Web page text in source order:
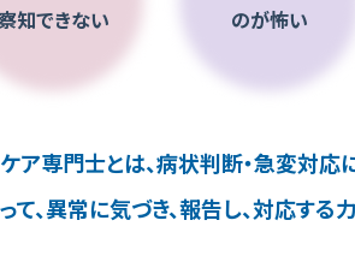
知できない
のが怖い
ア専門士とは、病状判断・急変対応
て、異常に気づき、報告し、対応する